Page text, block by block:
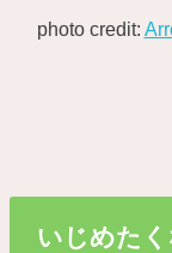
photo credit:
いじめた